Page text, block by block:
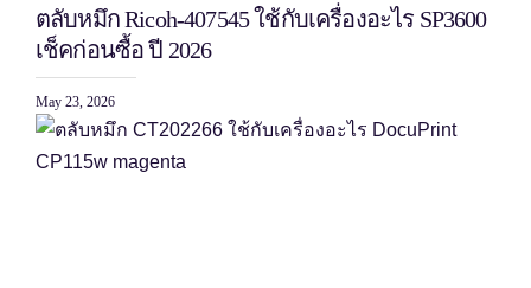
ตลับหมึก Ricoh-407545 ใช้กับเครื่องอะไร SP3600
เช็คก่อนซื้อ ปี 2026
May 23, 2026